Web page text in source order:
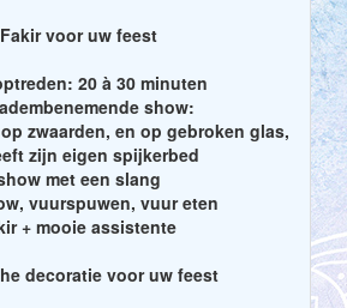
Fakir voor uw feest
20 à 30 minuten
show:
zwaarden, en op gebroken glas,
zijn eigen spijkerbed
met een slang
vuurspuwen, vuur eten
+ mooie assistente
decoratie voor uw feest